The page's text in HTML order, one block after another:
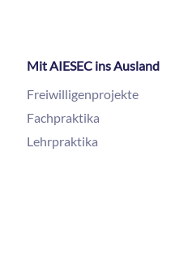
Mit AIESEC ins Ausland
Freiwilligenprojekte
Fachpraktika
Lehrpraktika